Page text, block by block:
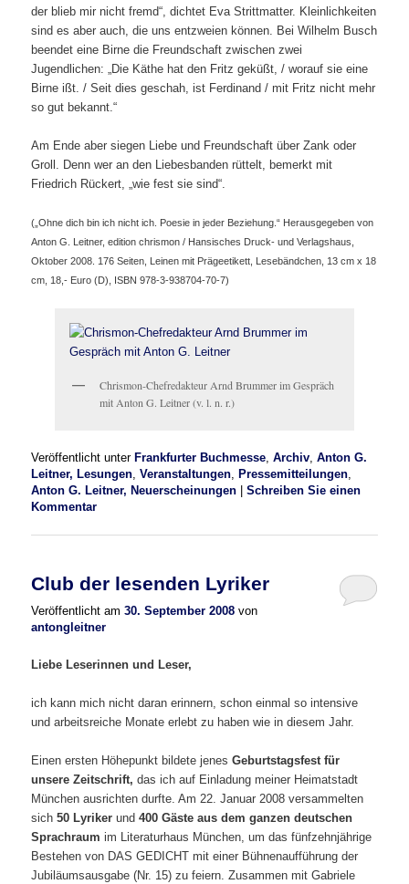
der blieb mir nicht fremd“, dichtet Eva Strittmatter. Kleinlichkeiten
sind es aber auch, die uns entzweien können. Bei Wilhelm Busch
beendet eine Birne die Freundschaft zwischen zwei
Jugendlichen: „Die Käthe hat den Fritz geküßt, / worauf sie eine
Birne ißt. / Seit dies geschah, ist Ferdinand / mit Fritz nicht mehr
so gut bekannt.“
Am Ende aber siegen Liebe und Freundschaft über Zank oder
Groll. Denn wer an den Liebesbanden rüttelt, bemerkt mit
Friedrich Rückert, „wie fest sie sind“.
(„Ohne dich bin ich nicht ich. Poesie in jeder Beziehung.“ Herausgegeben von
Anton G. Leitner, edition chrismon / Hansisches Druck- und Verlagshaus,
Oktober 2008. 176 Seiten, Leinen mit Prägeetikett, Lesebändchen, 13 cm x 18
cm, 18,- Euro (D), ISBN 978-3-938704-70-7)
Chrismon-Chefredakteur Arnd Brummer im Gespräch
mit Anton G. Leitner (v. l. n. r.)
Veröffentlicht unter Frankfurter Buchmesse,Archiv,Anton G.
Leitner, Lesungen,Veranstaltungen, Pressemitteilungen,
Anton G. Leitner, Neuerscheinungen
|Schreiben Sie einen
Kommentar
Club der lesenden Lyriker
Veröffentlicht am30. September 2008 von
antongleitner
Liebe Leserinnen und Leser,
ich kann mich nicht daran erinnern, schon einmal so intensive
und arbeitsreiche Monate erlebt zu haben wie in diesem Jahr.
Einen ersten Höhepunkt bildete jenesGeburtstagsfest für
unsere Zeitschrift, das ich auf Einladung meiner Heimatstadt
München ausrichten durfte. Am 22. Januar 2008 versammelten
sich50 Lyriker und400 Gäste aus dem ganzen deutschen
Sprachraum im Literaturhaus München, um das fünfzehnjährige
Bestehen von DAS GEDICHT mit einer Bühnenaufführung der
Jubiläumsausgabe (Nr. 15) zu feiern. Zusammen mit Gabriele